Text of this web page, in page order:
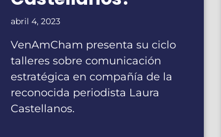
abril 4, 2023
VenAmCham presenta su ciclo
talleres sobre comunicación
estratégica en compañía de la
reconocida periodista Laura
Castellanos.